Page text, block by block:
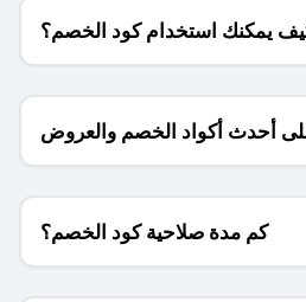
يمكنك استخدام كود الخصم؟
أحدث أكواد الخصم والعروض
للمتاجر؟
كم مدة صلاحية كود الخصم؟